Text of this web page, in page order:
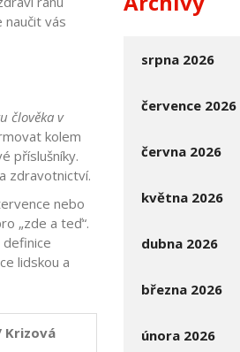
naučit vás
člověka v
kolem
příslušníky.
zdravotnictví.
nebo
„zde a teď“.
definice
lidskou a
Krizová
srpna 2026
července 2026
června 2026
května 2026
dubna 2026
března 2026
února 2026